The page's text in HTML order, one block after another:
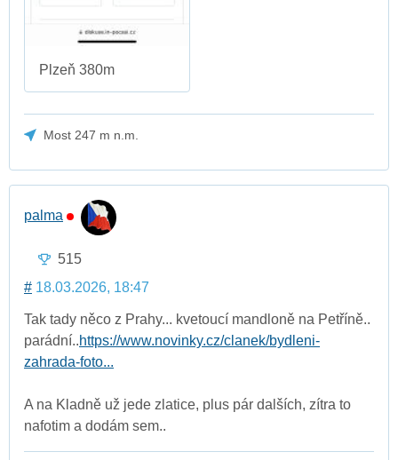
Plzeň 380m
Most 247 m n.m.
palma
515
# 18.03.2026, 18:47
Tak tady něco z Prahy... kvetoucí mandloně na Petříně..
parádní..https://www.novinky.cz/clanek/bydleni-
zahrada-foto...
A na Kladně už jede zlatice, plus pár dalších, zítra to
nafotim a dodám sem..